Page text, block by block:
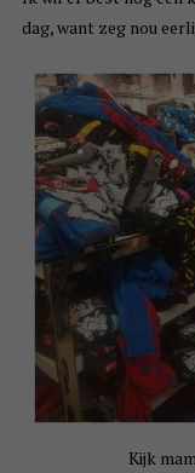
dag, want zeg nou
Kijk